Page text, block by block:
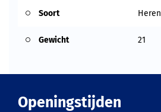
Soort Heren
Gewicht 21
Openingstijden